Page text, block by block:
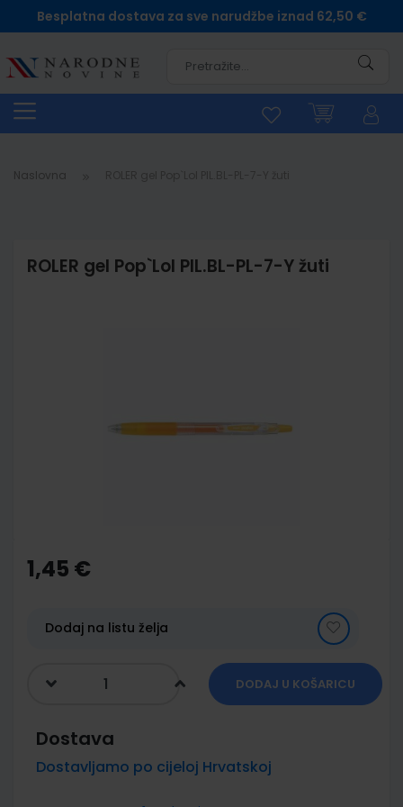
Besplatna dostava za sve narudžbe iznad 62,50 €
Naslovna
ROLER gel Pop`Lol PIL.BL-PL-7-Y žuti
the
beginning
gallery
1,45 €
Dodaj na listu želja
DODAJ U KOŠARICU
Dostava
Dostavljamo po cijeloj Hrvatskoj